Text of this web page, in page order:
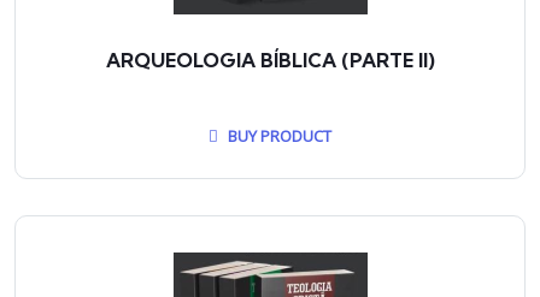
ARQUEOLOGIA BÍBLICA (PARTE II)
BUY PRODUCT